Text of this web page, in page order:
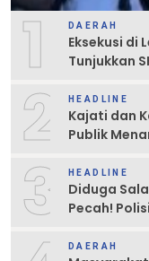
1 DAERAH
Eksekusi di
Tunjukkan
2 HEADLINE
Kajati dan
Publik
3 HEADLINE
Diduga
Pecah!
DAERAH